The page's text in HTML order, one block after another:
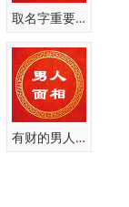
点
取名字重要性
有财的男人面相